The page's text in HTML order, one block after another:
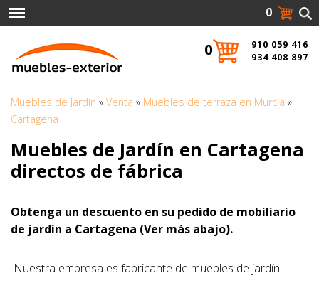
Muebles de Jardín » Venta » Muebles de terraza en Murcia »
Cartagena
Muebles de Jardín en Cartagena
directos de fábrica
Obtenga un descuento en su pedido de mobiliario
de jardín a Cartagena (Ver más abajo).
Nuestra empresa es fabricante de muebles de jardín.
910 059 416
934 408 897
0
0